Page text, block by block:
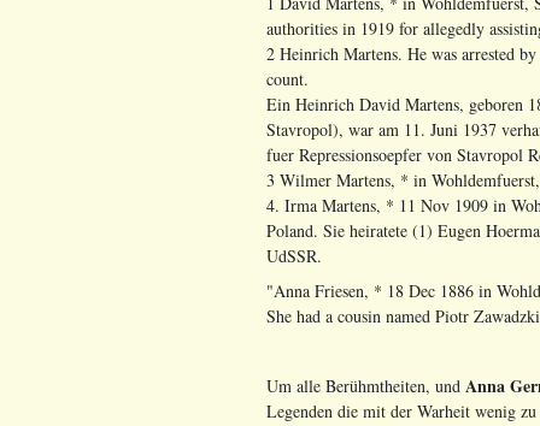
authorities in 1919 for allegedly
2 Heinrich Martens. He was arrested
count.
Ein Heinrich David Martens, geboren
Stavropol), war am 11. Juni 1937
fuer Repressionsoepfer von Stavropol
3 Wilmer Martens, * in
4. Irma Martens, * 11 Nov 1909 in
Poland. Sie heiratete (1) Eugen
UdSSR.
"Anna Friesen, * 18 Dec 1886 in
She had a cousin named Piotr
Um alle Berühmtheiten, und Anna
Legenden die mit der Warheit wenig